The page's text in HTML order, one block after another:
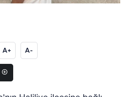
A+ A-